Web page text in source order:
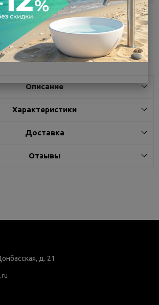
под заказ 7 - 14 дней
Поделиться
Описание
Характеристики
Доставка
Отзывы
д. 21